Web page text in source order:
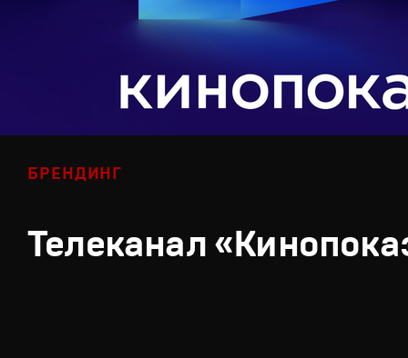
БРЕНДИНГ
Телеканал